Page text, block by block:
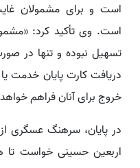
است و برای مشمولان
است. وی تأکید کرد:
تسهیل نبوده و تنها در
دریافت کارت پایان خدمت
خروج برای آنان فراهم
در پایان، سرهنگ عسگری
اربعین حسینی خواست تا